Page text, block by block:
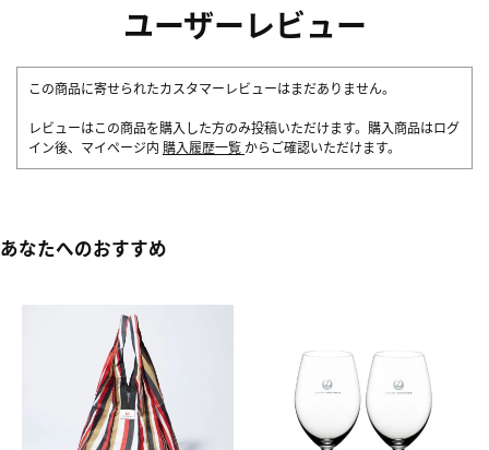
ユーザーレビュー
この商品に寄せられたカスタマーレビューはまだありません。
レビューはこの商品を購入した方のみ投稿いただけます。購入商品はログ
イン後、マイページ内 購入履歴一覧 からご確認いただけます。
あなたへのおすすめ